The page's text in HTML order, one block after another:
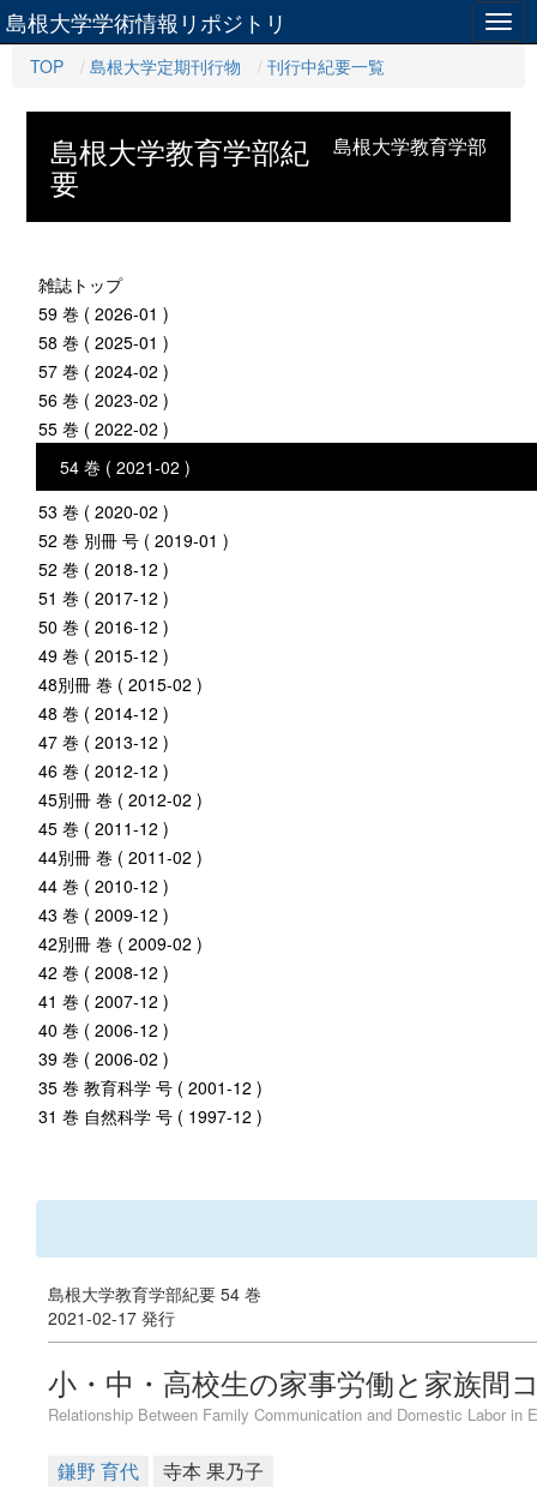
島根大学学術情報リポジトリ
TOP 島根大学定期刊行物 刊行中紀要一覧
島根大学教育学部
島根大学教育学部紀
要
雑誌トップ
59 巻 ( 2026-01 )
58 巻 ( 2025-01 )
57 巻 ( 2024-02 )
56 巻 ( 2023-02 )
55 巻 ( 2022-02 )
54 巻 ( 2021-02 )
53 巻 ( 2020-02 )
52 巻 別冊 号 ( 2019-01 )
52 巻 ( 2018-12 )
51 巻 ( 2017-12 )
50 巻 ( 2016-12 )
49 巻 ( 2015-12 )
48別冊 巻 ( 2015-02 )
48 巻 ( 2014-12 )
47 巻 ( 2013-12 )
46 巻 ( 2012-12 )
45別冊 巻 ( 2012-02 )
45 巻 ( 2011-12 )
44別冊 巻 ( 2011-02 )
44 巻 ( 2010-12 )
43 巻 ( 2009-12 )
42別冊 巻 ( 2009-02 )
42 巻 ( 2008-12 )
41 巻 ( 2007-12 )
40 巻 ( 2006-12 )
39 巻 ( 2006-02 )
35 巻 教育科学 号 ( 2001-12 )
31 巻 自然科学 号 ( 1997-12 )
島根大学教育学部紀要 54 巻
2021-02-17 発行
小・中・高校生の家事労働と家族間
Relationship Between Family Communication and Domestic Labor in
鎌野 育代 寺本 果乃子